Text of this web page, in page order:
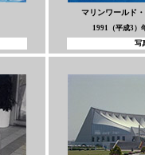
マリンワールド
1991（平成3）
写